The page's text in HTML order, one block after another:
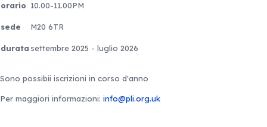
orario 10.00-11.00PM
sede M20 6TR
durata settembre 2025 - luglio 2026
Sono possibii iscrizioni in corso d'anno
Per maggiori informazioni: info@pli.org.uk